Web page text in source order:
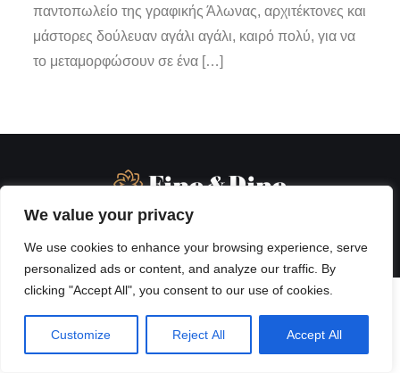
We value your privacy
We use cookies to enhance your browsing experience, serve
personalized ads or content, and analyze our traffic. By
clicking "Accept All", you consent to our use of cookies.
Customize Reject All Accept All
παντοπωλείο της γραφικής Άλωνας, αρχιτέκτονες και
μάστορες δούλευαν αγάλι αγάλι, καιρό πολύ, για να
το μεταμορφώσουν σε ένα […]